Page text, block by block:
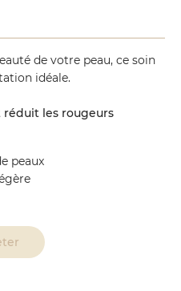
de votre peau, ce soin
idéale.
les rougeurs
peaux